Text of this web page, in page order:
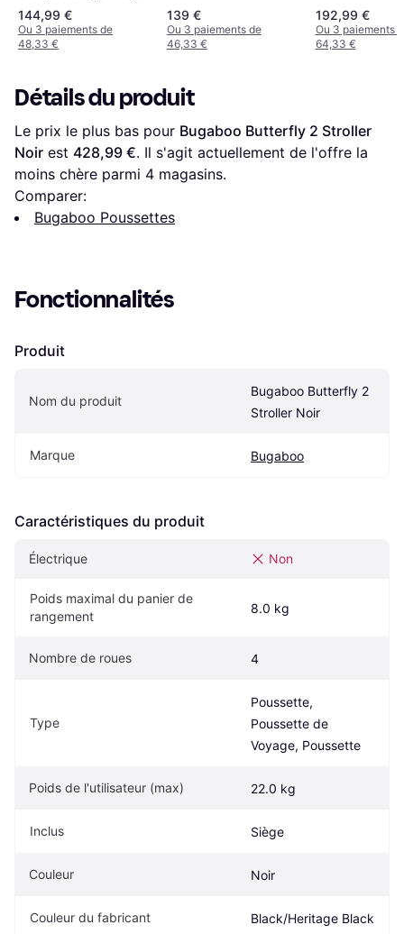
Black
144,99 €
Ou 3 paiements de
48,33 €
139 €
Ou 3 paiements de
46,33 €
192,99 €
Ou 3 paiements
64,33 €
Détails du produit
Le prix le plus bas pour Bugaboo Butterfly 2 Stroller
Noir est 428,99 €. Il s'agit actuellement de l'offre la
moins chère parmi 4 magasins.
Comparer:
Bugaboo Poussettes
Fonctionnalités
Produit
Nom du produit
Bugaboo Butterfly 2
Stroller Noir
Marque Bugaboo
Caractéristiques du produit
Électrique Non
Poids maximal du panier de
rangement
8.0 kg
Nombre de roues 4
Type
Poussette,
Poussette de
Voyage, Poussette
Poids de l'utilisateur (max) 22.0 kg
Inclus Siège
Couleur Noir
Couleur du fabricant Black/Heritage Black